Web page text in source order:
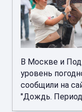
В Москве и
уровень
сообщили на
"Дождь.